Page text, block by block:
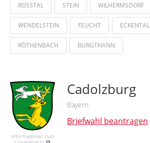
ROSSTAL STEIN WILHERMSDORF
WENDELSTEIN FEUCHT ECKENTAL
RÖTHENBACH BURGTHANN
Informationen zum
Cadolzburg
Bayern
Briefwahl beantragen